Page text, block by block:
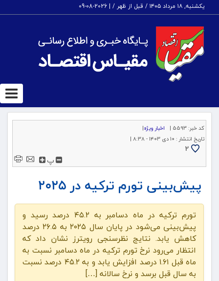
یکشنبه, ۱۸ مرداد ۱۴۰۵ / قبل از ظهر / |
2026-08-09
کد خبر: 5593 | اخبار ویژه|
تاریخ انتشار : ۱۰ دی ۱۴۰۳ - ۸:۳۸ |
2
پ
پیش‌بینی تورم ترکیه در ۲۰۲۵
تورم ترکیه در ماه دسامبر به ۴۵.۲ درصد رسید و
پیش‌بینی می‌شود در پایان سال ۲۰۲۵ به ۲۶.۵ درصد
کاهش یابد. نتایج نظرسنجی رویترز نشان داد که
انتظار می‌رود نرخ تورم ترکیه در ماه دسامبر نسبت به
ماه قبل ۱.۶۱ درصد افزایش یابد و به ۴۵.۲ درصد نسبت
به سال قبل برسد و نرخ سالانه […]